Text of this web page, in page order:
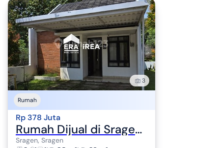
3
Rumah
Rp 378 Juta
Rumah Dijual di Sragen | Sehat dan Nyaman Cluster Exclusive + Masjid + Fasilitas Lengkap + 10 Menit ke Pintu Toll Sragen
Sragen, Sragen